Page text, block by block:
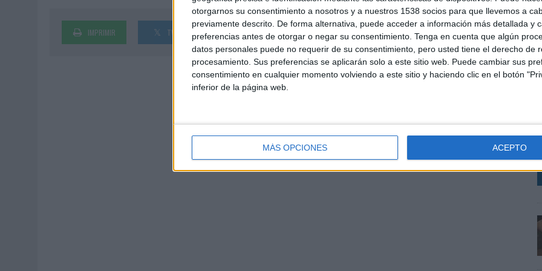
otorgarnos su consentimiento a nosotros y a nuestros 1538 socios para que llevemos a
previamente descrito. De forma alternativa, puede acceder a información más detallada y
preferencias antes de otorgar o negar su consentimiento. Tenga en cuenta que algún
datos personales puede no requerir de su consentimiento, pero usted tiene el derecho de
procesamiento. Sus preferencias se aplicarán solo a este sitio web. Puede cambiar sus
consentimiento en cualquier momento volviendo a este sitio y haciendo clic en el botón
inferior de la página web.
MÁS OPCIONES ACEPTO
IMPRIMIR TWEET SHARE ENVIAR